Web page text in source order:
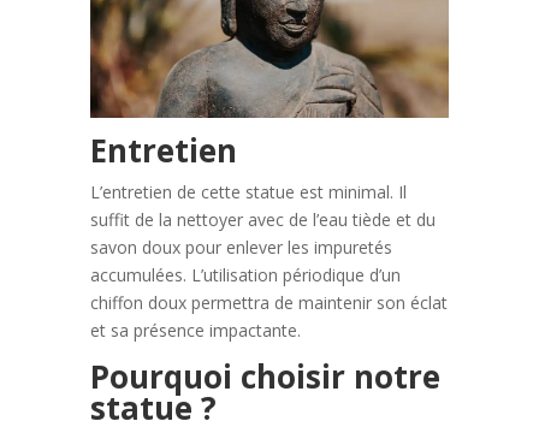
Entretien
L’entretien de cette statue est minimal. Il
suffit de la nettoyer avec de l’eau tiède et du
savon doux pour enlever les impuretés
accumulées. L’utilisation périodique d’un
chiffon doux permettra de maintenir son éclat
et sa présence impactante.
Pourquoi choisir notre
statue ?